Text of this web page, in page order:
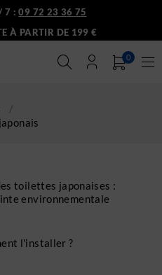
7 :09 72 23 36 75
À PARTIR DE 199 €
0
/
toilettes japonaises :
environnementale
l'installer ?